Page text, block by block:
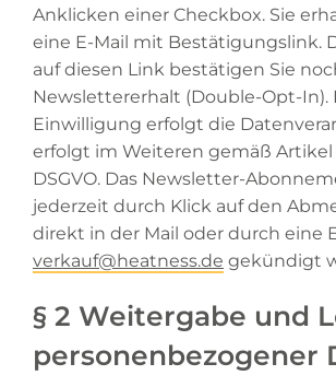
Anklicken einer Checkbox. Sie
eine E-Mail mit Bestätigungslink.
auf diesen Link bestätigen Sie
Newslettererhalt (Double-Opt-In).
Einwilligung erfolgt die
erfolgt im Weiteren gemäß Artikel
DSGVO. Das Newsletter-
jederzeit durch Klick auf den
direkt in der Mail oder durch eine
verkauf@heatness.de gekündigt
§ 2 Weitergabe und
personenbezogener